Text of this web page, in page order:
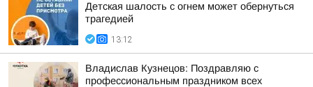
Детская шалость с огнем может обернуться
трагедией
13:12
Владислав Кузнецов: Поздравляю с
профессиональным праздником всех